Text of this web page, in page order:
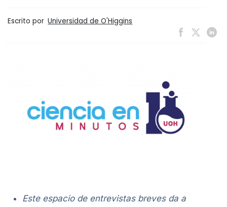
Escrito por Universidad de O'Higgins
Este espacio de entrevistas breves da a